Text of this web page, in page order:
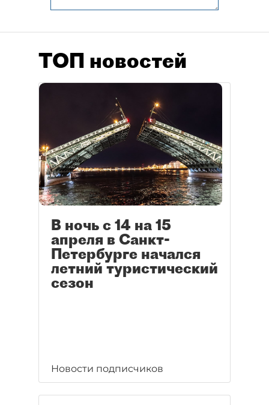
ТОП новостей
В ночь с 14 на 15
апреля в Санкт-
Петербурге начался
летний туристический
сезон
Новости подписчиков